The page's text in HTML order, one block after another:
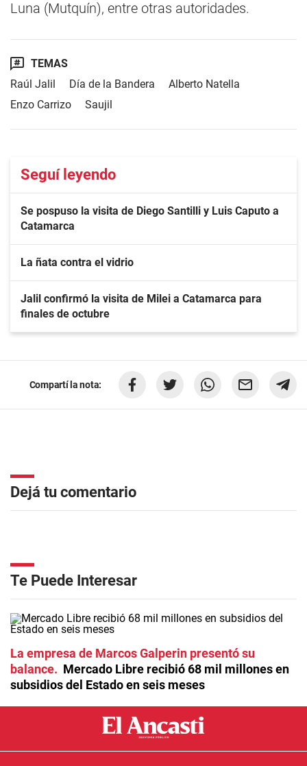
Luna (Mutquín), entre otras autoridades.
TEMAS
Raúl Jalil
Día de la Bandera
Alberto Natella
Enzo Carrizo
Saujil
Seguí leyendo
Se pospuso la visita de Diego Santilli y Luis Caputo a
Catamarca
La ñata contra el vidrio
Jalil confirmó la visita de Milei a Catamarca para
finales de octubre
Compartí la nota:
Dejá tu comentario
Te Puede Interesar
La empresa de Marcos Galperin presentó su
balance
Mercado Libre recibió 68 mil millones en
subsidios del Estado en seis meses